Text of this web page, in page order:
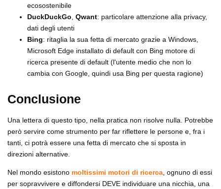
ecosostenibile
DuckDuckGo, Qwant: particolare attenzione alla privacy,
dati degli utenti
Bing: ritaglia la sua fetta di mercato grazie a Windows,
Microsoft Edge installato di default con Bing motore di
ricerca presente di default (l'utente medio che non lo
cambia con Google, quindi usa Bing per questa ragione)
Conclusione
Una lettera di questo tipo, nella pratica non risolve nulla. Potrebbe
però servire come strumento per far riflettere le persone e, fra i
tanti, ci potrà essere una fetta di mercato che si sposta in
direzioni alternative.
Nel mondo esistono moltissimi motori di ricerca , ognuno di essi
per sopravvivere e diffondersi DEVE individuare una nicchia, una